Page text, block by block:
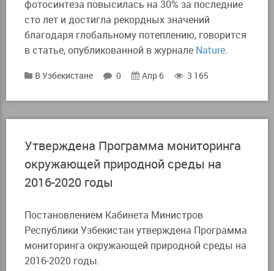
фотосинтеза повысилась на 30% за последние
сто лет и достигла рекордных значений
благодаря глобальному потеплению, говорится
в статье, опубликованной в журнале Nature.
В Узбекистане 0 Апр 6 3 165
Утверждена Программа мониторинга
окружающей природной среды на
2016-2020 годы
Постановлением Кабинета Министров
Республики Узбекистан утверждена Программа
мониторинга окружающей природной среды на
2016-2020 годы.